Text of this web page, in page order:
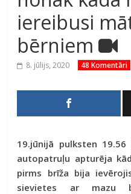
iereibusi
bērniem
8. jūlijs, 2020 48 Komentāri
19.jūnijā pulksten 19.56
autopatruļu apturēja
pirms brīža bija
sievietes ar mazu